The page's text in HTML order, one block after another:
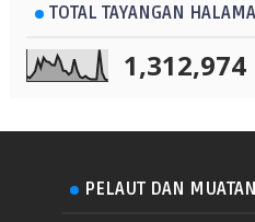
TOTAL TAYANGAN
1,312,974
PELAUT DAN